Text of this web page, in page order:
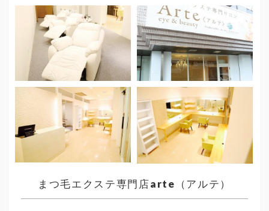
まつ毛エクステ専門店arte（アルテ）